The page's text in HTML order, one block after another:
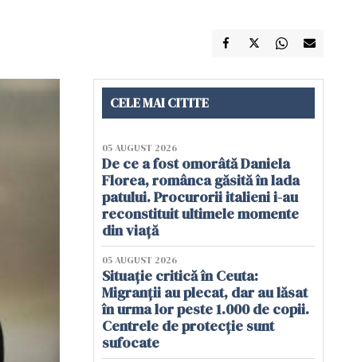
CELE MAI CITITE
05 AUGUST 2026
De ce a fost omorâtă Daniela
Florea, românca găsită în lada
patului. Procurorii italieni i-au
reconstituit ultimele momente
din viață
05 AUGUST 2026
Situație critică în Ceuta:
Migranții au plecat, dar au lăsat
în urma lor peste 1.000 de copii.
Centrele de protecție sunt
sufocate